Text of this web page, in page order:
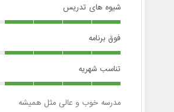
شیوه های تدریس
فوق برنامه
تناسب شهریه
مدرسه خوب و عالی مثل همیشه